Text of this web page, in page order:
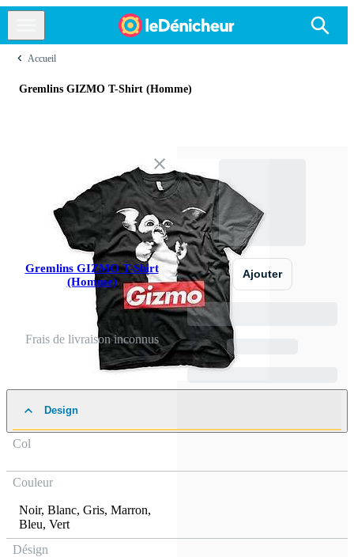
Accueil
Gremlins GIZMO T-Shirt (Homme)
Gremlins GIZMO T-Shirt
(Homme)
Frais de livraison inconnus
Ajouter
Design
Col
Couleur
Noir, Blanc, Gris, Marron,
Bleu, Vert
Désign